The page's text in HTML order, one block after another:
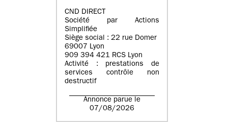
CND DIRECT
Société par Actions
Simplifiée
Siège social : 22 rue Domer
69007 Lyon
909 394 421 RCS Lyon
Activité : prestations de
services contrôle non
destructif
Annonce parue le
07/08/2026